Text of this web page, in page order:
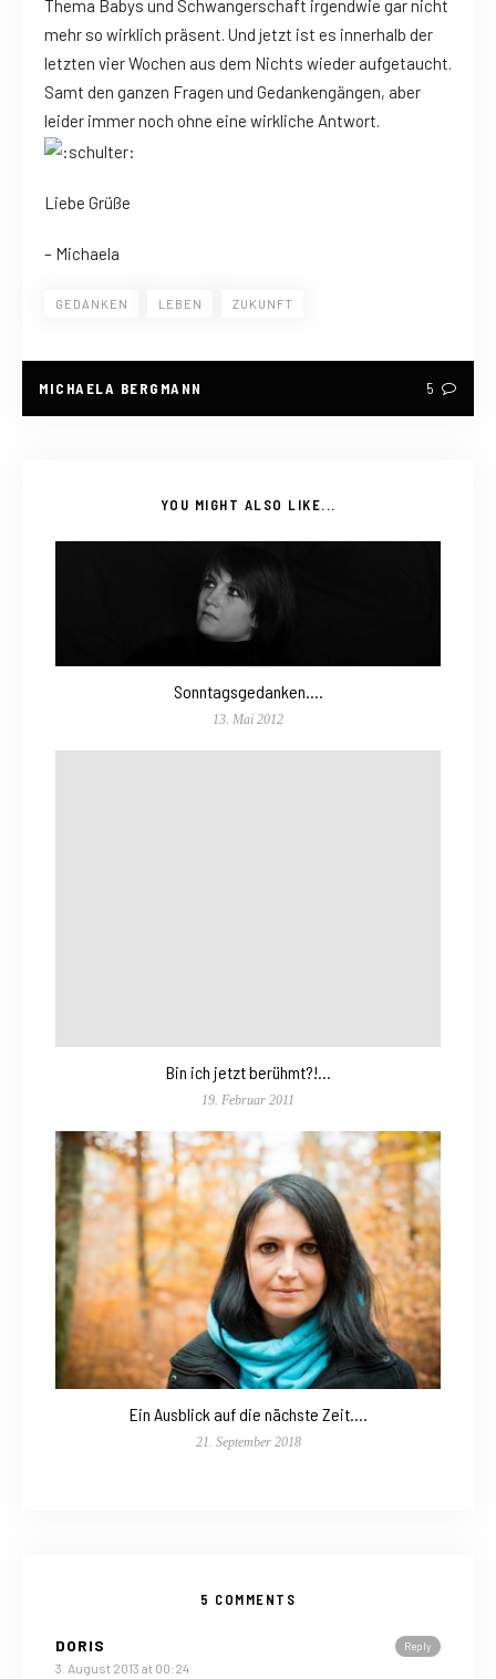
Thema Babys und Schwangerschaft irgendwie gar nicht
mehr so wirklich präsent. Und jetzt ist es innerhalb der
letzten vier Wochen aus dem Nichts wieder aufgetaucht.
Samt den ganzen Fragen und Gedankengängen, aber
leider immer noch ohne eine wirkliche Antwort.
Liebe Grüße
– Michaela
GEDANKEN LEBEN ZUKUNFT
MICHAELA BERGMANN 5
YOU MIGHT ALSO LIKE...
Sonntagsgedanken….
13. Mai 2012
Bin ich jetzt berühmt?!…
19. Februar 2011
Ein Ausblick auf die nächste Zeit….
21. September 2018
5 COMMENTS
Reply
DORIS
3. August 2013 at 00:24